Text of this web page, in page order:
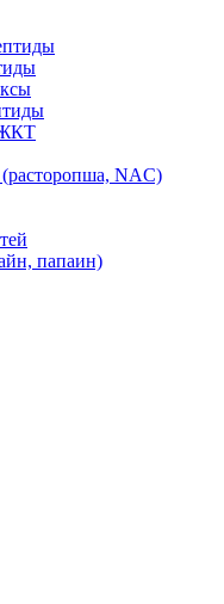
ЖКТ
NAC)
папаин)